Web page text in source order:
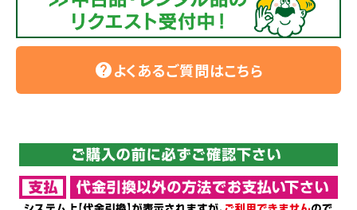
helpよくあるご質問はこちら